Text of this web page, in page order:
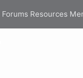
Forums Resources